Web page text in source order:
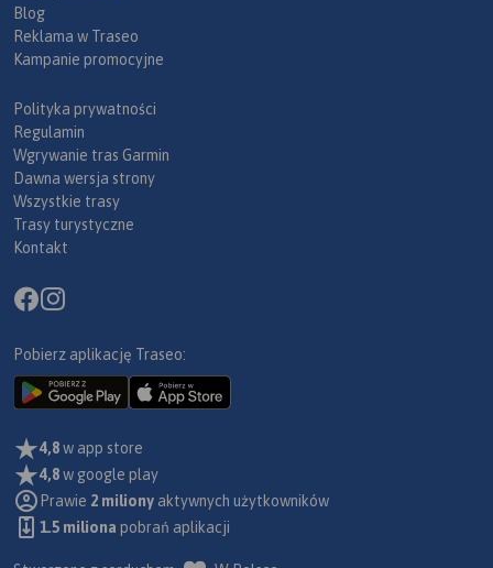
Blog
Reklama w Traseo
Kampanie promocyjne
Polityka prywatności
Regulamin
Wgrywanie tras Garmin
Dawna wersja strony
Wszystkie trasy
Trasy turystyczne
Kontakt
Pobierz aplikację Traseo:
4,8w app store
4,8w google play
Prawie 2 miliony aktywnych użytkowników
1.5 miliona pobrań aplikacji